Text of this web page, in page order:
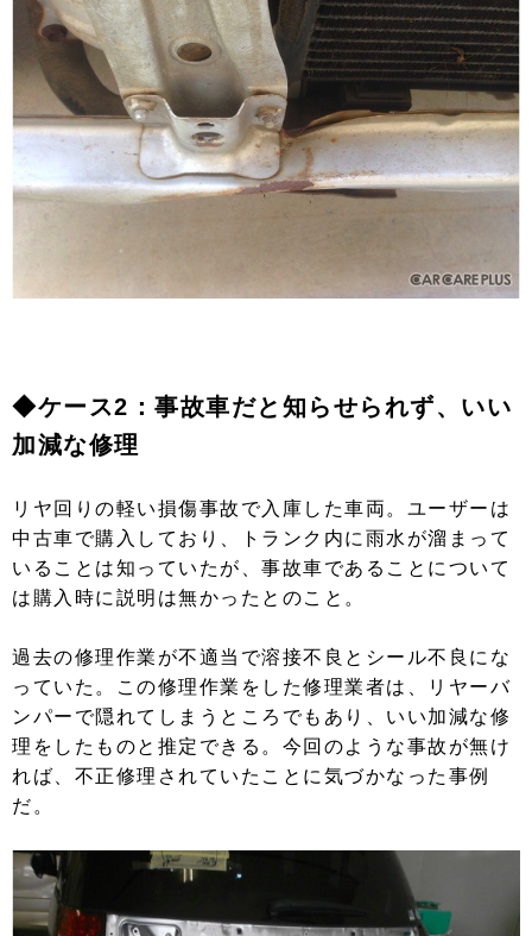
◆ケース2：事故車だと知らせられず、いい
加減な修理
リヤ回りの軽い損傷事故で入庫した車両。ユーザーは
中古車で購入しており、トランク内に雨水が溜まって
いることは知っていたが、事故車であることについて
は購入時に説明は無かったとのこと。
過去の修理作業が不適当で溶接不良とシール不良にな
っていた。この修理作業をした修理業者は、リヤーバ
ンパーで隠れてしまうところでもあり、いい加減な修
理をしたものと推定できる。今回のような事故が無け
れば、不正修理されていたことに気づかなった事例
だ。